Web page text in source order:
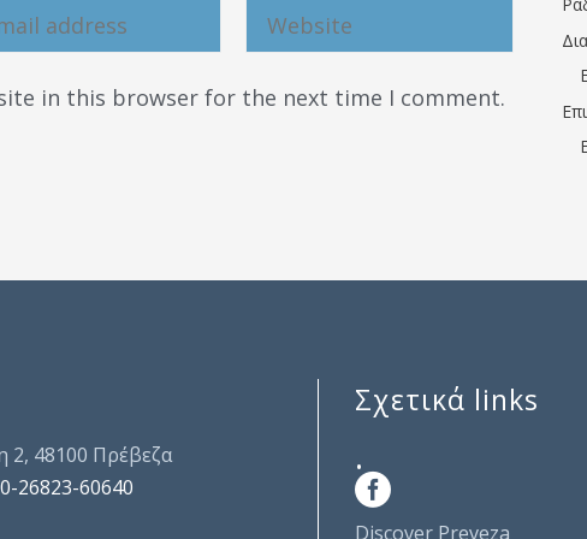
in this browser for the next time I comment.
2, 48100 Πρέβεζα
26823-60640
Σχετικά links
.
Discover Preveza